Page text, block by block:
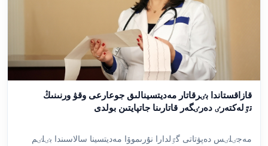
قازاقستاندا بٸرقاتار مەديتسينالىق جوعارعى وقۋ ورنىنىڭ
تٷلەكتەرٸ دەرٸگەر قاتارىنا جاتپايتىن بولدى
مەجٸلٸس دەپۋتاتى گٷلدارا نۇرىموۆا مەديتسينا سالاسىندا بٸلٸم